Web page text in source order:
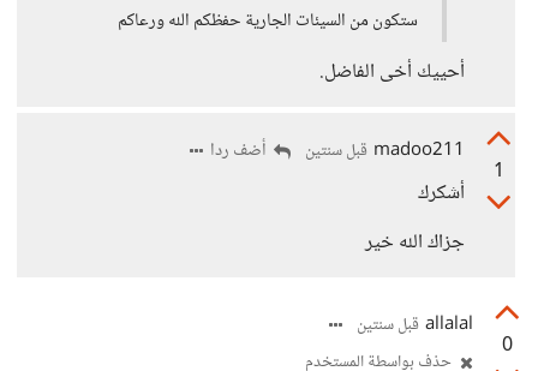
ستكون من السيئات الجارية حفظكم الله ورعاكم
أحييك أخى الفاضل.
1
madoo211 قبل سنتين أضف ردا
أشكرك
جزاك الله خير
0
allalal قبل سنتين
حذف بواسطة المستخدم